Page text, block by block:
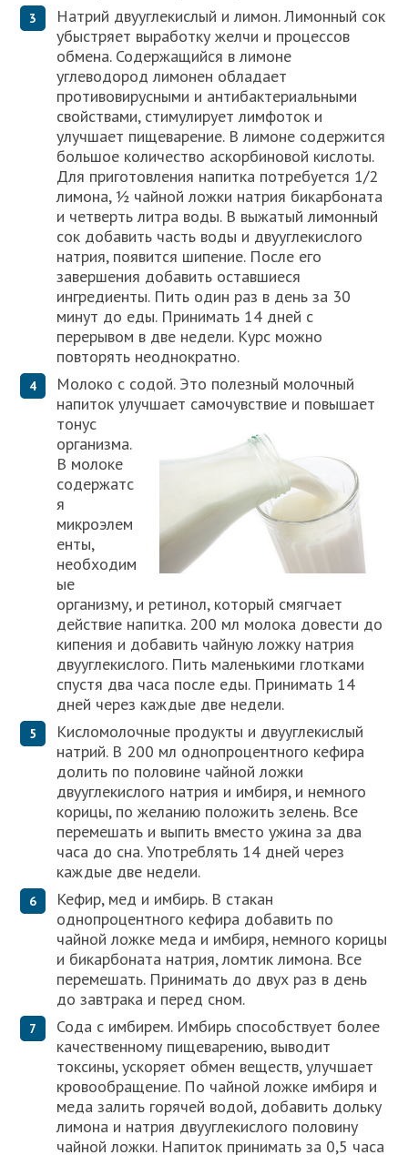
Натрий двууглекислый и лимон. Лимонный сок
убыстряет выработку желчи и процессов
обмена. Содержащийся в лимоне
углеводород лимонен обладает
противовирусными и антибактериальными
свойствами, стимулирует лимфоток и
улучшает пищеварение. В лимоне содержится
большое количество аскорбиновой кислоты.
Для приготовления напитка потребуется 1/2
лимона, ½ чайной ложки натрия бикарбоната
и четверть литра воды. В выжатый лимонный
сок добавить часть воды и двууглекислого
натрия, появится шипение. После его
завершения добавить оставшиеся
ингредиенты. Пить один раз в день за 30
минут до еды. Принимать 14 дней с
перерывом в две недели. Курс можно
повторять неоднократно.
Молоко с содой. Это полезный молочный
напиток улучшает самочувствие и повышает
тонус
организма.
В молоке
содержатс
я
микроэлем
енты,
необходим
ые
организму, и ретинол, который смягчает
действие напитка. 200 мл молока довести до
кипения и добавить чайную ложку натрия
двууглекислого. Пить маленькими глотками
спустя два часа после еды. Принимать 14
дней через каждые две недели.
Кисломолочные продукты и двууглекислый
натрий. В 200 мл однопроцентного кефира
долить по половине чайной ложки
двууглекислого натрия и имбиря, и немного
корицы, по желанию положить зелень. Все
перемешать и выпить вместо ужина за два
часа до сна. Употреблять 14 дней через
каждые две недели.
Кефир, мед и имбирь. В стакан
однопроцентного кефира добавить по
чайной ложке меда и имбиря, немного корицы
и бикарбоната натрия, ломтик лимона. Все
перемешать. Принимать до двух раз в день
до завтрака и перед сном.
Сода с имбирем. Имбирь способствует более
качественному пищеварению, выводит
токсины, ускоряет обмен веществ, улучшает
кровообращение. По чайной ложке имбиря и
меда залить горячей водой, добавить дольку
лимона и натрия двууглекислого половину
чайной ложки. Напиток принимать за 0,5 часа